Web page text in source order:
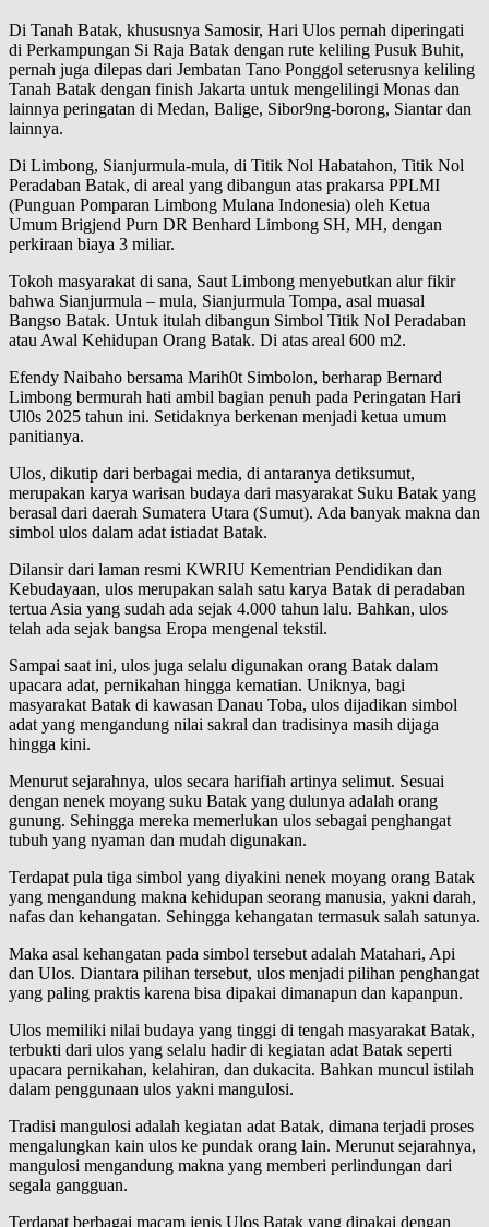
Di Tanah Batak, khususnya Samosir, Hari Ulos pernah diperingati
di Perkampungan Si Raja Batak dengan rute keliling Pusuk Buhit,
pernah juga dilepas dari Jembatan Tano Ponggol seterusnya keliling
Tanah Batak dengan finish Jakarta untuk mengelilingi Monas dan
lainnya peringatan di Medan, Balige, Sibor9ng-borong, Siantar dan
lainnya.
Di Limbong, Sianjurmula-mula, di Titik Nol Habatahon, Titik Nol
Peradaban Batak, di areal yang dibangun atas prakarsa PPLMI
(Punguan Pomparan Limbong Mulana Indonesia) oleh Ketua
Umum Brigjend Purn DR Benhard Limbong SH, MH, dengan
perkiraan biaya 3 miliar.
Tokoh masyarakat di sana, Saut Limbong menyebutkan alur fikir
bahwa Sianjurmula – mula, Sianjurmula Tompa, asal muasal
Bangso Batak. Untuk itulah dibangun Simbol Titik Nol Peradaban
atau Awal Kehidupan Orang Batak. Di atas areal 600 m2.
Efendy Naibaho bersama Marih0t Simbolon, berharap Bernard
Limbong bermurah hati ambil bagian penuh pada Peringatan Hari
Ul0s 2025 tahun ini. Setidaknya berkenan menjadi ketua umum
panitianya.
Ulos, dikutip dari berbagai media, di antaranya detiksumut,
merupakan karya warisan budaya dari masyarakat Suku Batak yang
berasal dari daerah Sumatera Utara (Sumut). Ada banyak makna dan
simbol ulos dalam adat istiadat Batak.
Dilansir dari laman resmi KWRIU Kementrian Pendidikan dan
Kebudayaan, ulos merupakan salah satu karya Batak di peradaban
tertua Asia yang sudah ada sejak 4.000 tahun lalu. Bahkan, ulos
telah ada sejak bangsa Eropa mengenal tekstil.
Sampai saat ini, ulos juga selalu digunakan orang Batak dalam
upacara adat, pernikahan hingga kematian. Uniknya, bagi
masyarakat Batak di kawasan Danau Toba, ulos dijadikan simbol
adat yang mengandung nilai sakral dan tradisinya masih dijaga
hingga kini.
Menurut sejarahnya, ulos secara harifiah artinya selimut. Sesuai
dengan nenek moyang suku Batak yang dulunya adalah orang
gunung. Sehingga mereka memerlukan ulos sebagai penghangat
tubuh yang nyaman dan mudah digunakan.
Terdapat pula tiga simbol yang diyakini nenek moyang orang Batak
yang mengandung makna kehidupan seorang manusia, yakni darah,
nafas dan kehangatan. Sehingga kehangatan termasuk salah satunya.
Maka asal kehangatan pada simbol tersebut adalah Matahari, Api
dan Ulos. Diantara pilihan tersebut, ulos menjadi pilihan penghangat
yang paling praktis karena bisa dipakai dimanapun dan kapanpun.
Ulos memiliki nilai budaya yang tinggi di tengah masyarakat Batak,
terbukti dari ulos yang selalu hadir di kegiatan adat Batak seperti
upacara pernikahan, kelahiran, dan dukacita. Bahkan muncul istilah
dalam penggunaan ulos yakni mangulosi.
Tradisi mangulosi adalah kegiatan adat Batak, dimana terjadi proses
mengalungkan kain ulos ke pundak orang lain. Merunut sejarahnya,
mangulosi mengandung makna yang memberi perlindungan dari
segala gangguan.
Terdapat berbagai macam jenis Ulos Batak yang dipakai dengan